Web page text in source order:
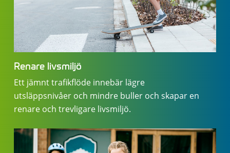
Renare livsmiljö
Ett jämnt trafikflöde innebär lägre
utsläppsnivåer och mindre buller och skapar en
renare och trevligare livsmiljö.